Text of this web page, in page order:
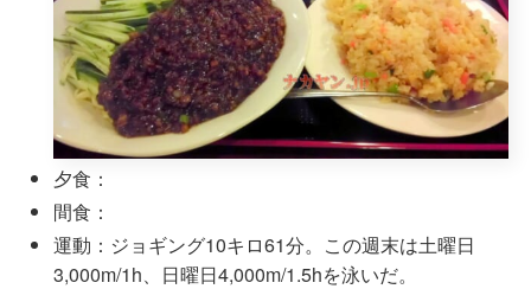
夕食：
間食：
運動：ジョギング10キロ61分。この週末は土曜日
3,000m/1h、日曜日4,000m/1.5hを泳いだ。